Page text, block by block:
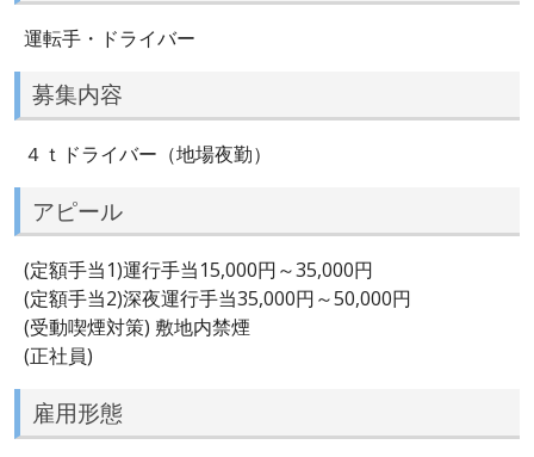
運転手・ドライバー
募集内容
４ｔドライバー（地場夜勤）
アピール
(定額手当1)運行手当15,000円～35,000円
(定額手当2)深夜運行手当35,000円～50,000円
(受動喫煙対策) 敷地内禁煙
(正社員)
雇用形態